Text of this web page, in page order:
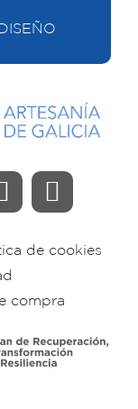
de cookies
compra